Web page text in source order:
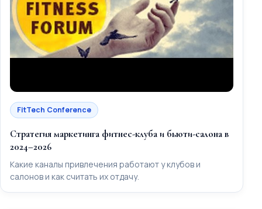
FitTech Conference
Стратегия маркетинга фитнес-клуба и бьюти-салона в
2024–2026
Какие каналы привлечения работают у клубов и
салонов и как считать их отдачу.